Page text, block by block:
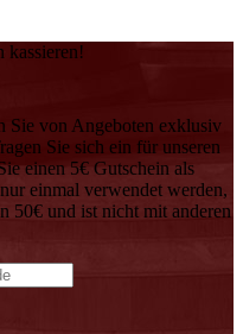
kassieren!
Sie von Angeboten exklusiv
Sie sich ein für unseren
einen 5€ Gutschein als
einmal verwendet werden,
50€ und ist nicht mit anderen